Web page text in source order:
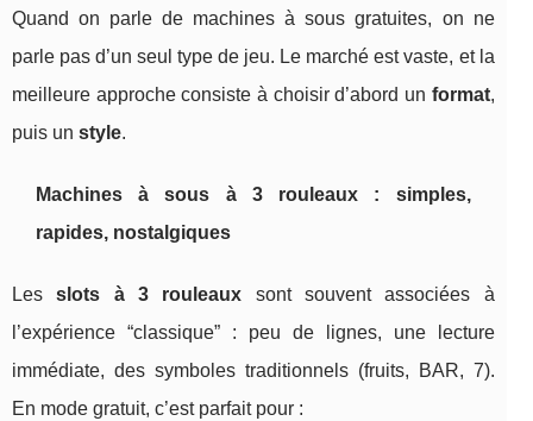
Quand on parle de machines à sous gratuites, on ne
parle pas d’un seul type de jeu. Le marché est vaste, et la
meilleure approche consiste à choisir d’abord un format,
puis un style.
Machines à sous à 3 rouleaux : simples,
rapides, nostalgiques
Lesslots à 3 rouleaux sont souvent associées à
l’expérience “classique” : peu de lignes, une lecture
immédiate, des symboles traditionnels (fruits, BAR, 7).
En mode gratuit, c’est parfait pour :